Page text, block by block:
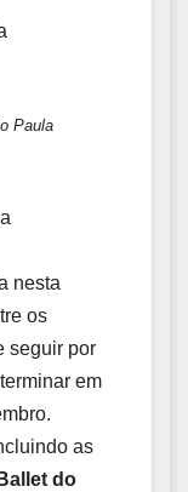
Paula
nesta
os
seguir por
em
as
Ballet do